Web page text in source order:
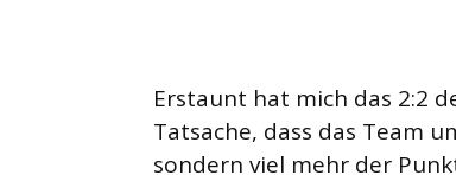
Erstaunt hat mich das 2:2
Tatsache, dass das Team
sondern viel mehr der